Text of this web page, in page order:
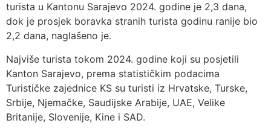
turista u Kantonu Sarajevo 2024. godine je 2,3 dana,
dok je prosjek boravka stranih turista godinu ranije bio
2,2 dana, naglašeno je.
Najviše turista tokom 2024. godine koji su posjetili
Kanton Sarajevo, prema statističkim podacima
Turističke zajednice KS su turisti iz Hrvatske, Turske,
Srbije, Njemačke, Saudijske Arabije, UAE, Velike
Britanije, Slovenije, Kine i SAD.